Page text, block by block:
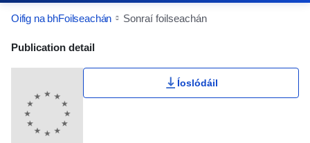
Oifig na bhFoilseachán Sonraí foilseachán
Publication Detail Actions Portlet
Publication detail
Íoslódáil